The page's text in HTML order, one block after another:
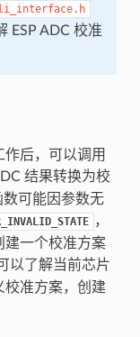
ESP ADC 校准
后，可以调用
结果转换为校
数可能因参数无
，
建一个校准方案
以了解当前芯片
校准方案，创建